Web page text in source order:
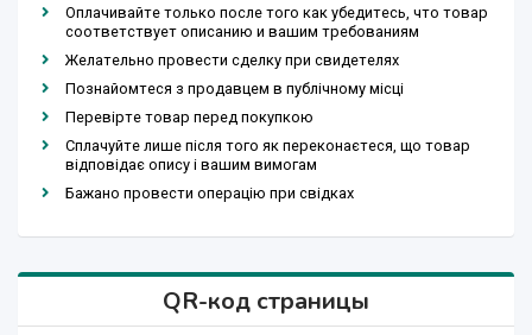
Оплачивайте только после того как убедитесь, что товар
соответствует описанию и вашим требованиям
Желательно провести сделку при свидетелях
Познайомтеся з продавцем в публічному місці
Перевірте товар перед покупкою
Сплачуйте лише після того як переконаєтеся, що товар
відповідає опису і вашим вимогам
Бажано провести операцію при свідках
QR-код страницы